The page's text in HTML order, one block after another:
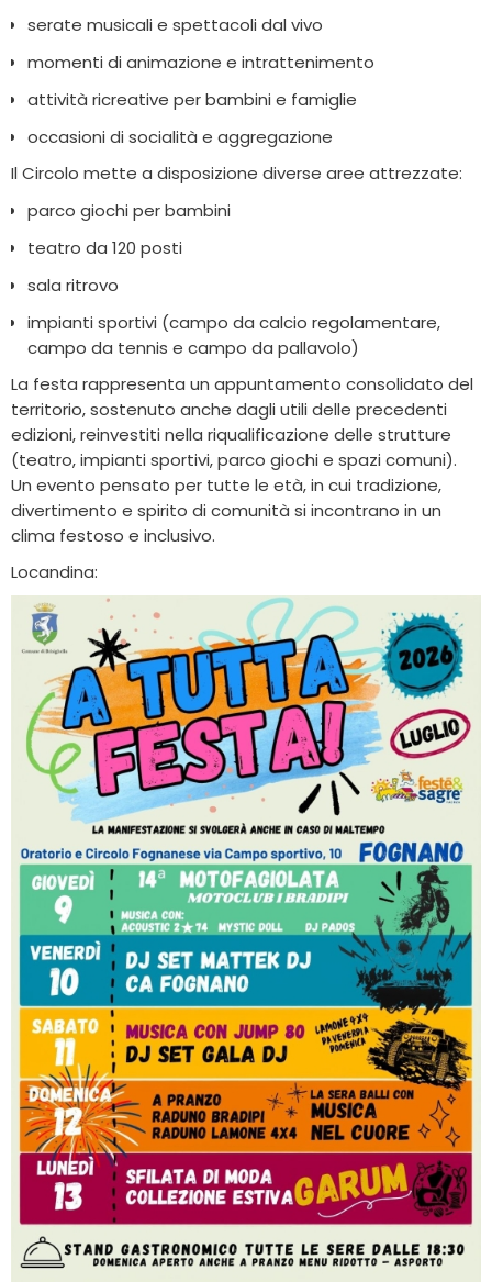
serate musicali e spettacoli dal vivo
momenti di animazione e intrattenimento
attività ricreative per bambini e famiglie
occasioni di socialità e aggregazione
Il Circolo mette a disposizione diverse aree attrezzate:
parco giochi per bambini
teatro da 120 posti
sala ritrovo
impianti sportivi (campo da calcio regolamentare,
campo da tennis e campo da pallavolo)
La festa rappresenta un appuntamento consolidato del
territorio, sostenuto anche dagli utili delle precedenti
edizioni, reinvestiti nella riqualificazione delle strutture
(teatro, impianti sportivi, parco giochi e spazi comuni).
Un evento pensato per tutte le età, in cui tradizione,
divertimento e spirito di comunità si incontrano in un
clima festoso e inclusivo.
Locandina: